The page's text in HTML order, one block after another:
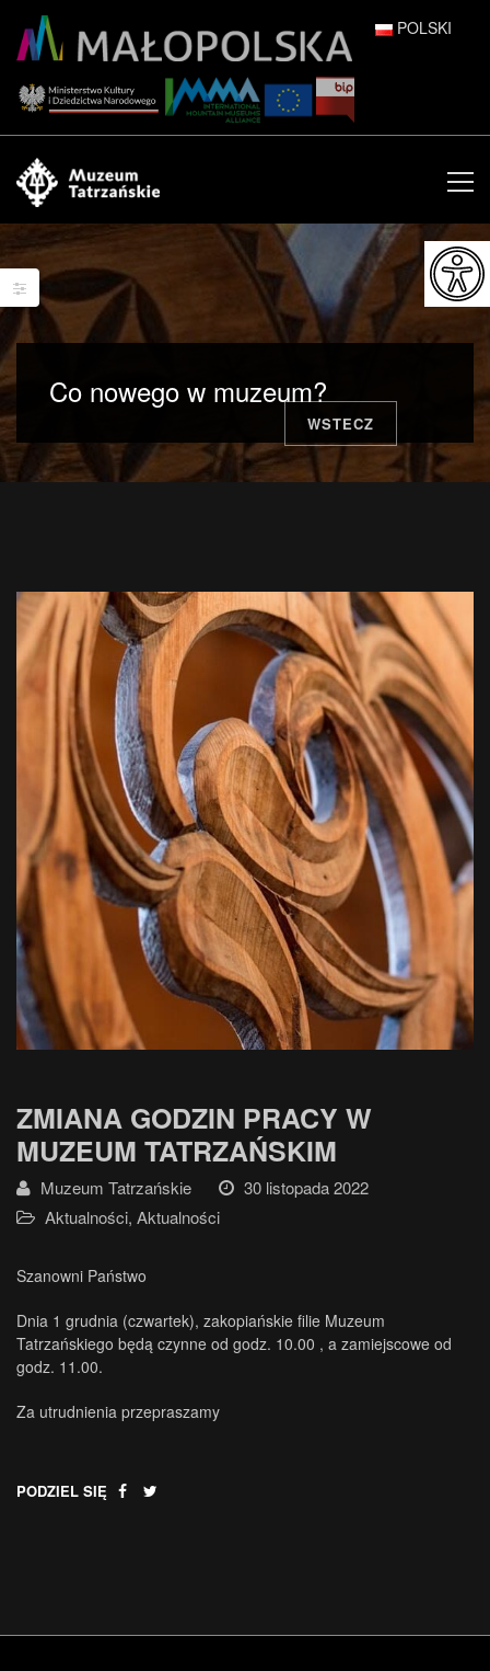
POLSKI
ENGLISH
ESPAÑOL
FRANÇAIS
ITALIANO
日本語
Co nowego w muzeum?
WSTECZ
ZMIANA GODZIN PRACY W
MUZEUM TATRZAŃSKIM
Muzeum Tatrzańskie
30 listopada 2022
Aktualności, Aktualności
Szanowni Państwo
Dnia 1 grudnia (czwartek), zakopiańskie filie Muzeum
Tatrzańskiego będą czynne od godz. 10.00 , a zamiejscowe od
godz. 11.00.
Za utrudnienia przepraszamy
PODZIEL SIĘ